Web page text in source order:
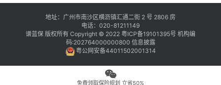
地址：广州市南沙区横沥镇汇通二街 2 号 2806 房
电话：020-81211149
谱蓝保 版权所有 Copyright © 2022 粤ICP备19101395号 机构编
码:202764000000800 信息披露
粤公网安备44011502001314
免费领取保险规划 立省50%